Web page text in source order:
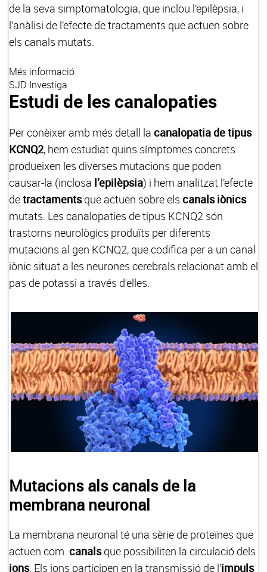
de la seva simptomatologia, que inclou l’epilèpsia, i
l’anàlisi de l’efecte de tractaments que actuen sobre
els canals mutats.
Més informació
SJD Investiga
Estudi de les canalopaties
Per conèixer amb més detall la canalopatia de tipus
KCNQ2, hem estudiat quins símptomes concrets
produeixen les diverses mutacions que poden
causar-la (inclosa l’epilèpsia) i hem analitzat l’efecte
detractamentsque actuen sobre els canals iònics
mutats. Les canalopaties de tipus KCNQ2 són
trastorns neurològics produïts per diferents
mutacions al gen KCNQ2, que codifica per a un canal
iònic situat a les neurones cerebrals relacionat amb el
pas de potassi a través d'elles.
Mutacions als canals de la
membrana neuronal
La membrana neuronal té una sèrie de proteïnes que
actuen com canalsque possibiliten la circulació dels
ions. Els ions participen en la transmissió de l’impuls